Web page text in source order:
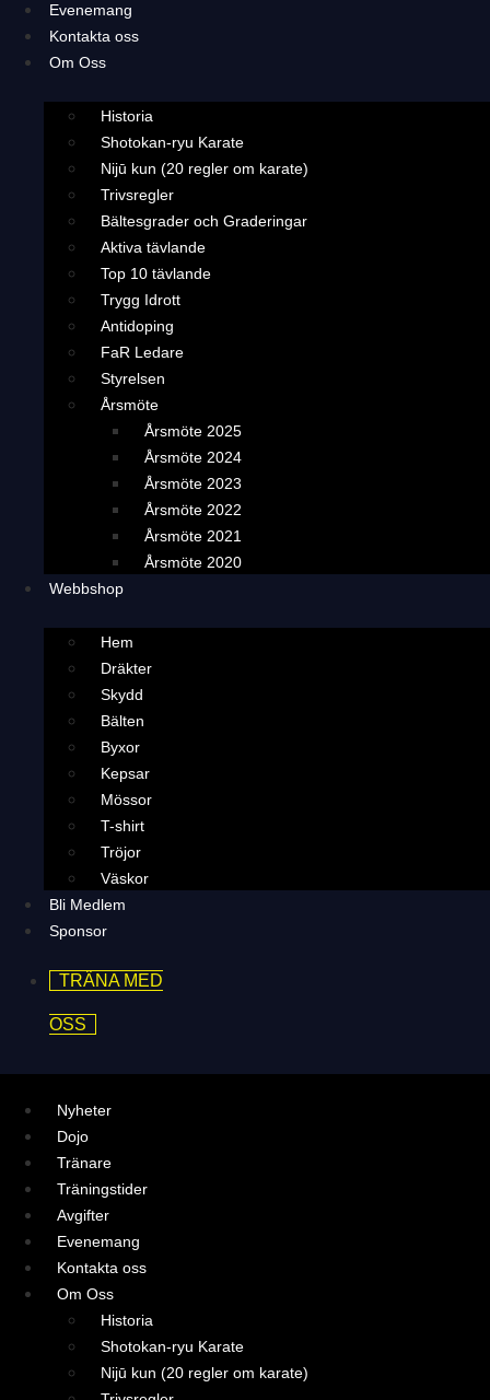
Evenemang
Kontakta oss
Om Oss
Historia
Shotokan-ryu Karate
Nijū kun (20 regler om karate)
Trivsregler
Bältesgrader och Graderingar
Aktiva tävlande
Top 10 tävlande
Trygg Idrott
Antidoping
FaR Ledare
Styrelsen
Årsmöte
Årsmöte 2025
Årsmöte 2024
Årsmöte 2023
Årsmöte 2022
Årsmöte 2021
Årsmöte 2020
Webbshop
Hem
Dräkter
Skydd
Bälten
Byxor
Kepsar
Mössor
T-shirt
Tröjor
Väskor
Bli Medlem
Sponsor
TRÄNA MED
OSS
Nyheter
Dojo
Tränare
Träningstider
Avgifter
Evenemang
Kontakta oss
Om Oss
Historia
Shotokan-ryu Karate
Nijū kun (20 regler om karate)